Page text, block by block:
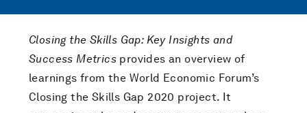
Closing the Skills Gap: Key Insights and
Success Metrics provides an overview of
learnings from the World Economic Forum’s
Closing the Skills Gap 2020 project. It